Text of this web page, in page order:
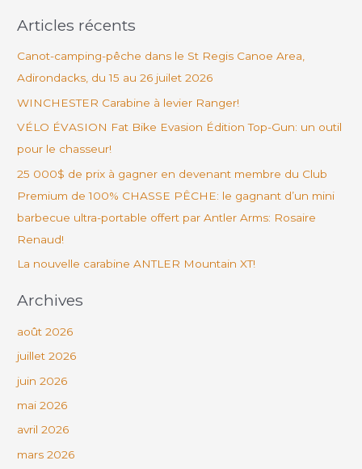
c
e
r
:
Articles récents
Canot-camping-pêche dans le St Regis Canoe Area,
Adirondacks, du 15 au 26 juilet 2026
WINCHESTER Carabine à levier Ranger!
VÉLO ÉVASION Fat Bike Evasion Édition Top-Gun: un outil
pour le chasseur!
25 000$ de prix à gagner en devenant membre du Club
Premium de 100% CHASSE PÊCHE: le gagnant d’un mini
barbecue ultra-portable offert par Antler Arms: Rosaire
Renaud!
La nouvelle carabine ANTLER Mountain XT!
Archives
août 2026
juillet 2026
juin 2026
mai 2026
avril 2026
mars 2026